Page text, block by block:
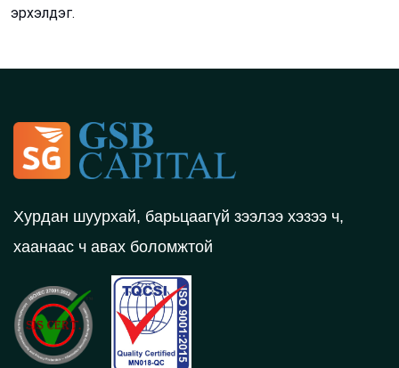
эрхэлдэг.
Хурдан шуурхай, барьцаагүй зээлээ хэзээ ч,
хаанаас ч авах боломжтой